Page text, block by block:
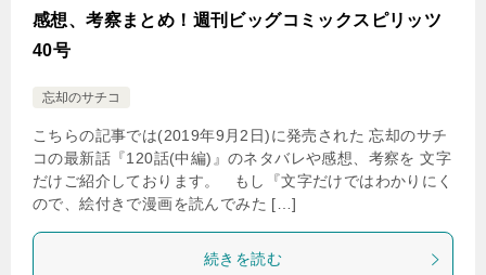
感想、考察まとめ！週刊ビッグコミックスピリッツ
40号
忘却のサチコ
こちらの記事では(2019年9月2日)に発売された 忘却のサチ
コの最新話『120話(中編)』のネタバレや感想、考察を 文字
だけご紹介しております。 もし『文字だけではわかりにく
ので、絵付きで漫画を読んでみた […]
続きを読む